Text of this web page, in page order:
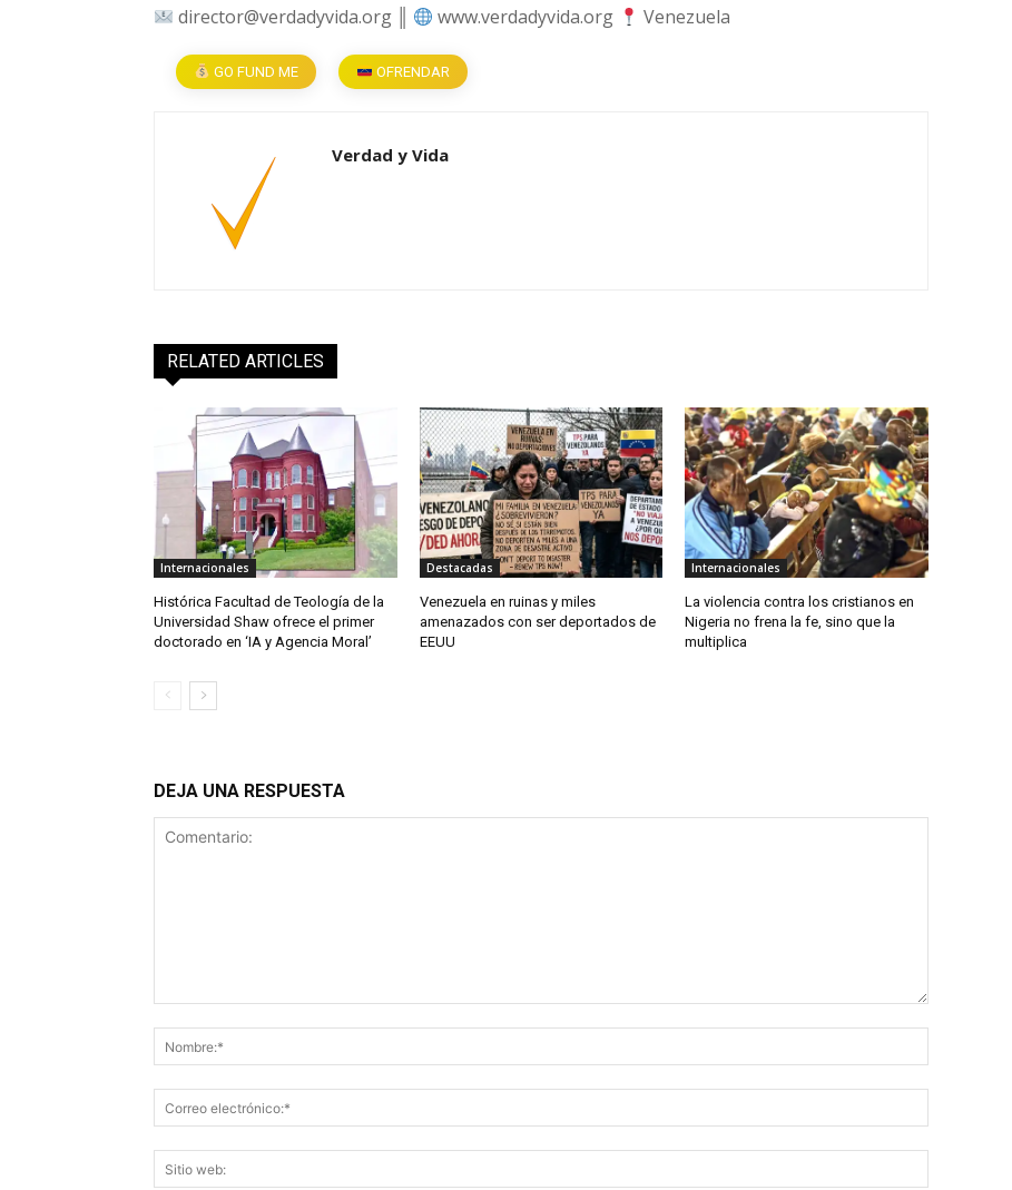
director@verdadyvida.org ║
www.verdadyvida.org Venezuela
GO FUND ME OFRENDAR
Verdad y Vida
RELATED ARTICLES
Internacionales
Histórica Facultad de Teología de la
Universidad Shaw ofrece el primer
doctorado en ‘IA y Agencia Moral’
Destacadas
Venezuela en ruinas y miles
amenazados con ser deportados de
EEUU
Internacionales
La violencia contra los cristianos en
Nigeria no frena la fe, sino que la
multiplica
DEJA UNA RESPUESTA
electrónico:*
web: